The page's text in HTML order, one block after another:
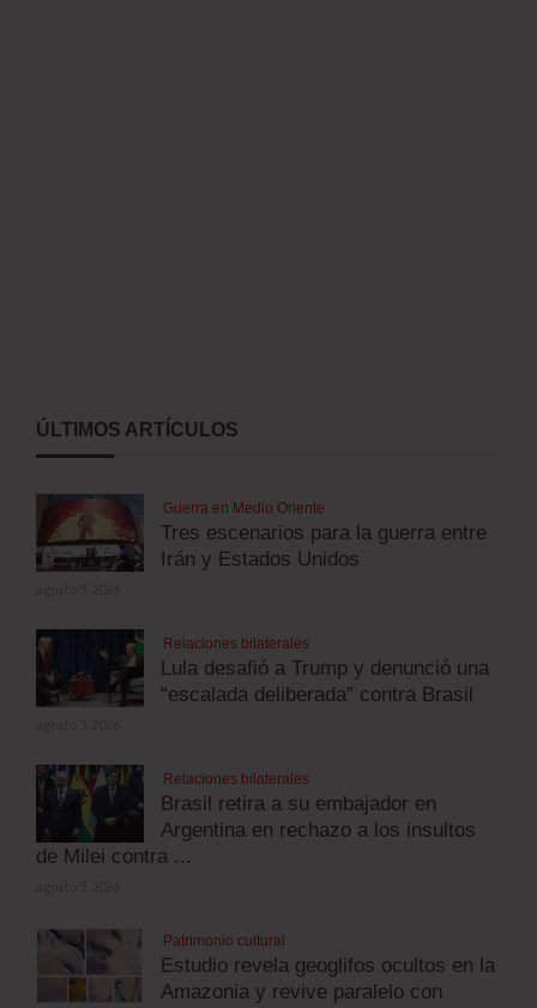
ÚLTIMOS ARTÍCULOS
Guerra en Medio Oriente
Tres escenarios para la guerra entre
Irán y Estados Unidos
Relaciones bilaterales
Lula desafió a Trump y denunció una
“escalada deliberada” contra Brasil
Relaciones bilaterales
Brasil retira a su embajador en
Argentina en rechazo a los insultos
de Milei contra ...
Patrimonio cultural
Estudio revela geoglifos ocultos en la
Amazonia y revive paralelo con